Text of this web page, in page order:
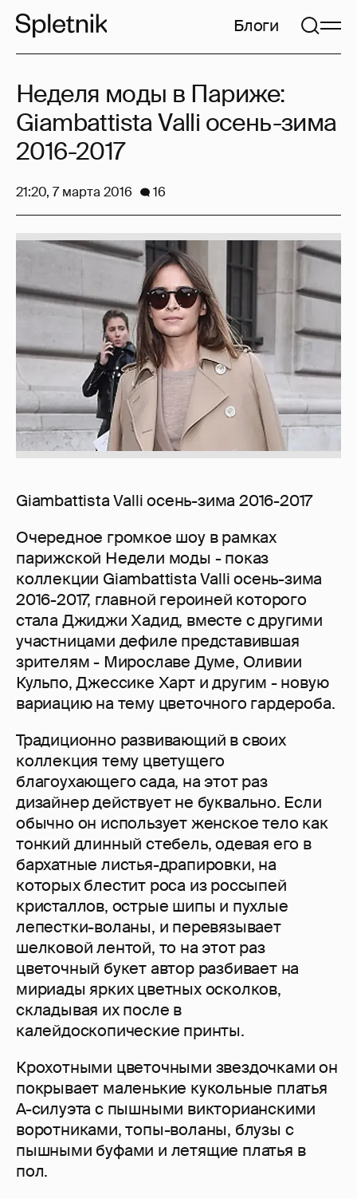
Блоги
Giambattista Valli осень-зима 2016-2017
Очередное громкое шоу в рамках
парижской Недели моды - показ
коллекции Giambattista Valli осень-зима
2016-2017, главной героиней которого
стала Джиджи Хадид, вместе с другими
участницами дефиле представившая
зрителям - Мирославе Думе, Оливии
Кульпо, Джессике Харт и другим - новую
вариацию на тему цветочного гардероба.
Традиционно развивающий в своих
коллекция тему цветущего
благоухающего сада, на этот раз
дизайнер действует не буквально. Если
обычно он использует женское тело как
тонкий длинный стебель, одевая его в
бархатные листья-драпировки, на
которых блестит роса из россыпей
кристаллов, острые шипы и пухлые
лепестки-воланы, и перевязывает
шелковой лентой, то на этот раз
цветочный букет автор разбивает на
мириады ярких цветных осколков,
складывая их после в
калейдоскопические принты.
Крохотными цветочными звездочками он
покрывает маленькие кукольные платья
A-силуэта с пышными викторианскими
воротниками, топы-воланы, блузы с
пышными буфами и летящие платья в
пол.
Неделя моды в Париже:
Giambattista Valli осень-зима
2016-2017
21:20, 7 марта 2016 16